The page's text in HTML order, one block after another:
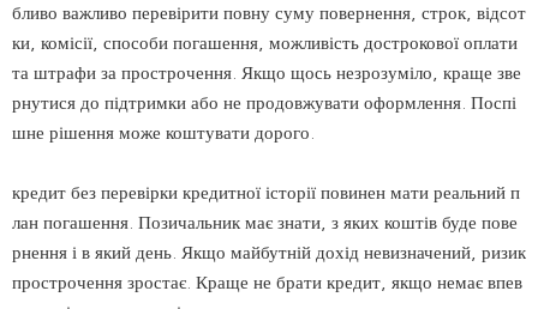
бливо важливо перевірити повну суму повернення, строк, відсот
ки, комісії, способи погашення, можливість дострокової оплати
та штрафи за прострочення. Якщо щось незрозуміло, краще зве
рнутися до підтримки або не продовжувати оформлення. Поспі
шне рішення може коштувати дорого.
кредит без перевірки кредитної історії повинен мати реальний п
лан погашення. Позичальник має знати, з яких коштів буде пове
рнення і в який день. Якщо майбутній дохід невизначений, ризик
прострочення зростає. Краще не брати кредит, якщо немає впев